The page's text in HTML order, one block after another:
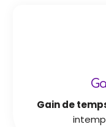
Gain de